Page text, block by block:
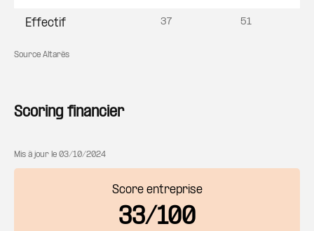
Source Altarès
Effectif 37 51
Scoring financier
Mis à jour le 03/10/2024
Score entreprise
33/100